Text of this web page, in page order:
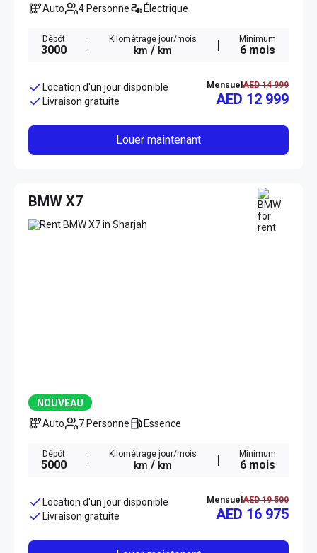
Auto
4 Personne Électrique
Dépôt
3000
Kilométrage jour/mois
km / km
Minimum
6 mois
Location d'un jour disponible
Livraison gratuite
Mensuel AED 14 999
AED 12 999
Louer maintenant
BMW X7
NOUVEAU
Auto
7 Personne Essence
Dépôt
5000
Kilométrage jour/mois
km / km
Minimum
6 mois
Location d'un jour disponible
Livraison gratuite
Mensuel AED 19 500
AED 16 975